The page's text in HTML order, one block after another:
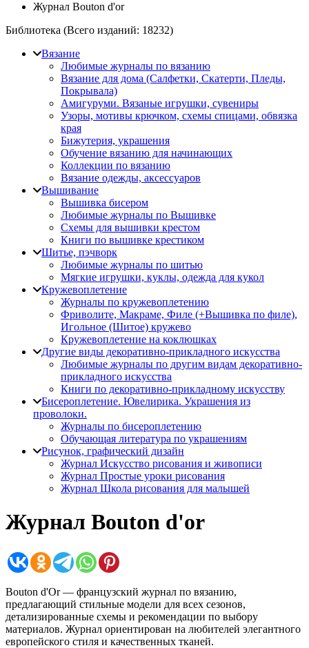
Журнал Bouton d'or
Библиотека (Всего изданий: 18232)
Вязание
Любимые журналы по вязанию
Вязание для дома (Салфетки, Скатерти, Пледы,
Покрывала)
Амигуруми. Вязаные игрушки, сувениры
Узоры, мотивы крючком, схемы спицами, обвязка
края
Бижутерия, украшения
Обучение вязанию для начинающих
Коллекции по вязанию
Вязание одежды, аксессуаров
Вышивание
Вышивка бисером
Любимые журналы по Вышивке
Схемы для вышивки крестом
Книги по вышивке крестиком
Шитье, пэчворк
Любимые журналы по шитью
Мягкие игрушки, куклы, одежда для кукол
Кружевоплетение
Журналы по кружевоплетению
Фриволите, Макраме, Филе (+Вышивка по филе),
Игольное (Шитое) кружево
Кружевоплетение на коклюшках
Другие виды декоративно-прикладного искусства
Любимые журналы по другим видам декоративно-
прикладного искусства
Книги по декоративно-прикладному искусству
Бисероплетение. Ювелирика. Украшения из
проволоки.
Журналы по бисероплетению
Обучающая литература по украшениям
Рисунок, графический дизайн
Журнал Искусство рисования и живописи
Журнал Простые уроки рисования
Журнал Школа рисования для малышей
Журнал Bouton d'or
Bouton d'Or — французский журнал по вязанию,
предлагающий стильные модели для всех сезонов,
детализированные схемы и рекомендации по выбору
материалов. Журнал ориентирован на любителей элегантного
европейского стиля и качественных тканей.